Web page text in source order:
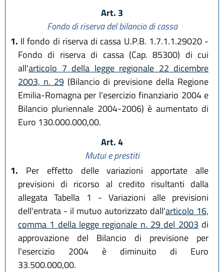
Art. 3
Fondo di riserva del bilancio di cassa
1. Il fondo di riserva di cassa U.P.B. 1.7.1.1.29020 -
Fondo di riserva di cassa (Cap. 85300) di cui
all'articolo 7 della legge regionale 22 dicembre
2003, n. 29(Bilancio di previsione della Regione
Emilia-Romagna per l'esercizio finanziario 2004 e
Bilancio pluriennale 2004-2006) è aumentato di
Euro 130.000.000,00.
Art. 4
Mutui e prestiti
1. Per effetto delle variazioni apportate alle
previsioni di ricorso al credito risultanti dalla
allegata Tabella 1 - Variazioni alle previsioni
dell'entrata - il mutuo autorizzato dall'articolo 16,
comma 1 della legge regionale n. 29 del 2003 di
approvazione del Bilancio di previsione per
l'esercizio 2004 è diminuito di Euro
33.500.000,00.